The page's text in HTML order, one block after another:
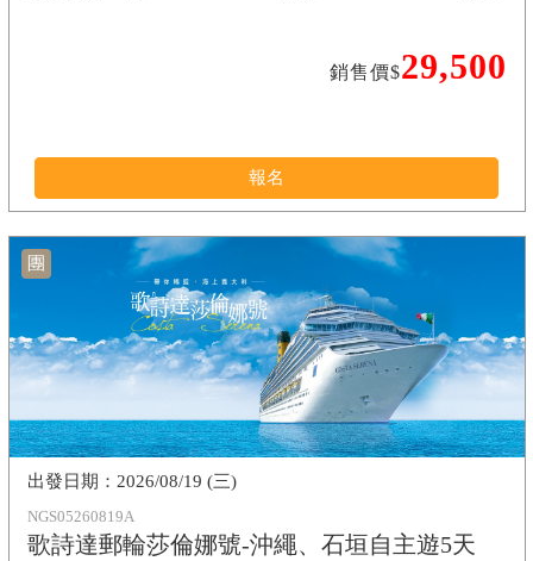
銷售價$29,500
報名
團
NGS05260819A
歌詩達郵輪莎倫娜號-沖繩、石垣自主遊5天
2026/08/19 (三)